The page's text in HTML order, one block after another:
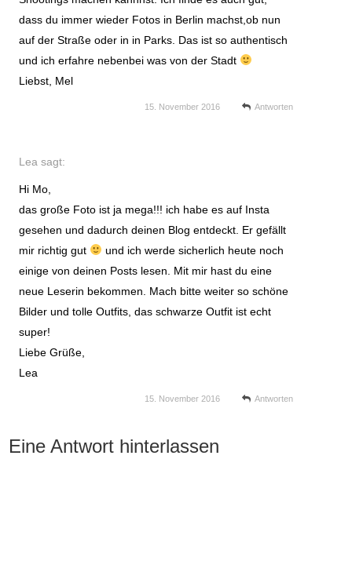
dass du immer wieder Fotos in Berlin machst,ob nun
auf der Straße oder in in Parks. Das ist so authentisch
und ich erfahre nebenbei was von der Stadt
Liebst, Mel
15. November 2016 Antworten
Lea sagt:
Hi Mo,
das große Foto ist ja mega!!! ich habe es auf Insta
gesehen und dadurch deinen Blog entdeckt. Er gefällt
mir richtig gut
und ich werde sicherlich heute noch
einige von deinen Posts lesen. Mit mir hast du eine
neue Leserin bekommen. Mach bitte weiter so schöne
Bilder und tolle Outfits, das schwarze Outfit ist echt
super!
Liebe Grüße,
Lea
15. November 2016 Antworten
Eine Antwort hinterlassen